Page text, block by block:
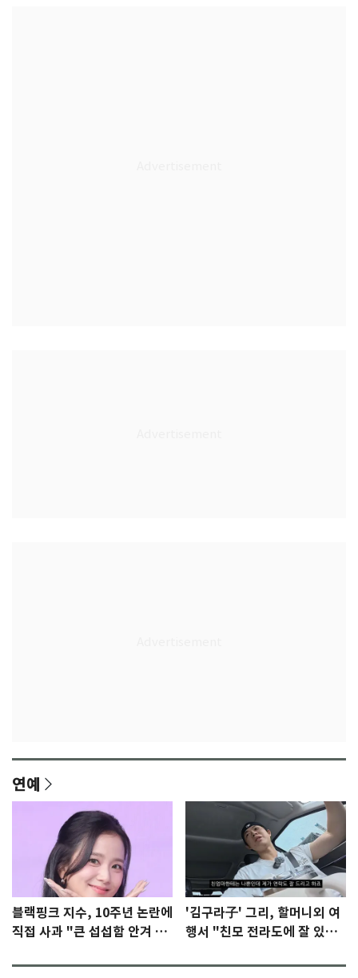
연예
블랙핑크 지수, 10주년 논란에
직접 사과 "큰 섭섭함 안겨 미
'김구라子' 그리, 할머니외 여
행서 "친모 전라도에 잘 있